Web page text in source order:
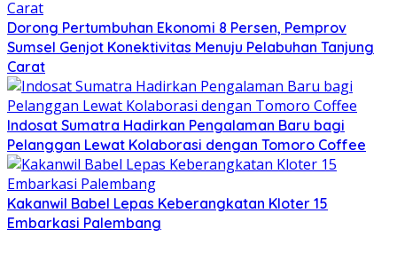
Dorong Pertumbuhan Ekonomi 8 Persen, Pemprov
Sumsel Genjot Konektivitas Menuju Pelabuhan Tanjung
Carat
Indosat Sumatra Hadirkan Pengalaman Baru bagi
Pelanggan Lewat Kolaborasi dengan Tomoro Coffee
Kakanwil Babel Lepas Keberangkatan Kloter 15
Embarkasi Palembang